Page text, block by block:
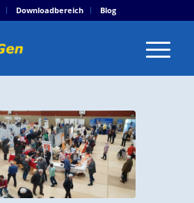
Downloadbereich Blog